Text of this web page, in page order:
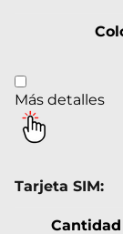
Más detalles
Tarjeta SIM: